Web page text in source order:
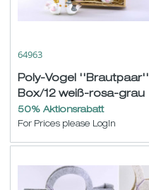
64963
Poly-Vogel ''Brautpaar''
Box/12 weiß-rosa-grau
H4,5 B5,5cm
50% Aktionsrabatt
For Prices please LogIn